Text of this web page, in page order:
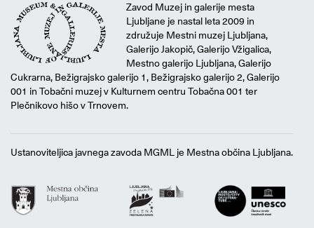
Zavod Muzej in galerije mesta
Ljubljane je nastal leta 2009 in
združuje Mestni muzej Ljubljana,
Galerijo Jakopič, Galerijo Vžigalica,
Mestno galerijo Ljubljana, Galerijo
Cukrarna, Bežigrajsko galerijo 1, Bežigrajsko galerijo 2, Galerijo
001 in Tobačni muzej v Kulturnem centru Tobačna 001 ter
Plečnikovo hišo v Trnovem.
Ustanoviteljica javnega zavoda MGML je Mestna občina Ljubljana.